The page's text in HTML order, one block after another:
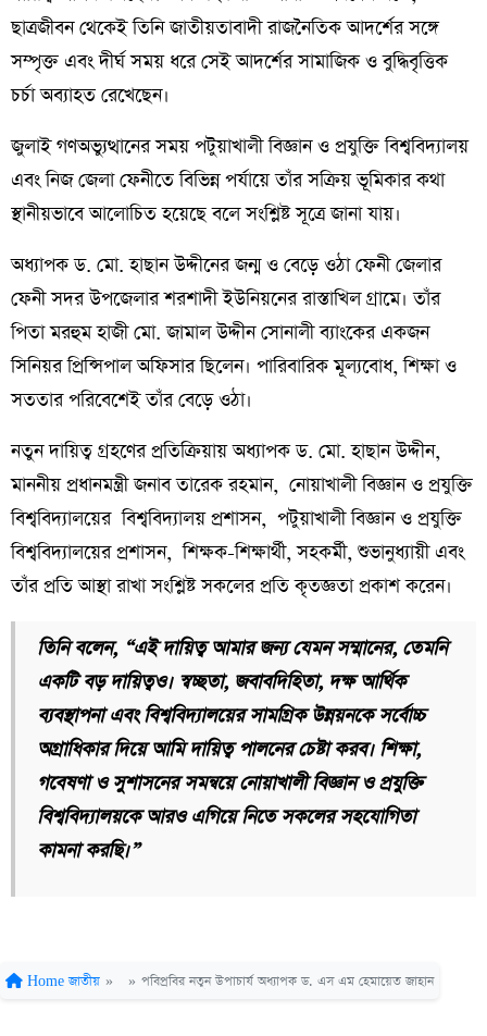
ছাত্রজীবন থেকেই তিনি জাতীয়তাবাদী রাজনৈতিক আদর্শের সঙ্গে
সম্পৃক্ত এবং দীর্ঘ সময় ধরে সেই আদর্শের সামাজিক ও বুদ্ধিবৃত্তিক
চর্চা অব্যাহত রেখেছেন।
জুলাই গণঅভ্যুত্থানের সময় পটুয়াখালী বিজ্ঞান ও প্রযুক্তি বিশ্ববিদ্যালয়
এবং নিজ জেলা ফেনীতে বিভিন্ন পর্যায়ে তাঁর সক্রিয় ভূমিকার কথা
স্থানীয়ভাবে আলোচিত হয়েছে বলে সংশ্লিষ্ট সূত্রে জানা যায়।
অধ্যাপক ড. মো. হাছান উদ্দীনের জন্ম ও বেড়ে ওঠা ফেনী জেলার
ফেনী সদর উপজেলার শরশাদী ইউনিয়নের রাস্তাখিল গ্রামে। তাঁর
পিতা মরহুম হাজী মো. জামাল উদ্দীন সোনালী ব্যাংকের একজন
সিনিয়র প্রিন্সিপাল অফিসার ছিলেন। পারিবারিক মূল্যবোধ, শিক্ষা ও
সততার পরিবেশেই তাঁর বেড়ে ওঠা।
নতুন দায়িত্ব গ্রহণের প্রতিক্রিয়ায় অধ্যাপক ড. মো. হাছান উদ্দীন,
মাননীয় প্রধানমন্ত্রী জনাব তারেক রহমান, নোয়াখালী বিজ্ঞান ও প্রযুক্তি
বিশ্ববিদ্যালয়ের বিশ্ববিদ্যালয় প্রশাসন, পটুয়াখালী বিজ্ঞান ও প্রযুক্তি
বিশ্ববিদ্যালয়ের প্রশাসন, শিক্ষক-শিক্ষার্থী, সহকর্মী, শুভানুধ্যায়ী এবং
তাঁর প্রতি আস্থা রাখা সংশ্লিষ্ট সকলের প্রতি কৃতজ্ঞতা প্রকাশ করেন।
তিনি বলেন, “এই দায়িত্ব আমার জন্য যেমন সম্মানের, তেমনি
একটি বড় দায়িত্বও। স্বচ্ছতা, জবাবদিহিতা, দক্ষ আর্থিক
ব্যবস্থাপনা এবং বিশ্ববিদ্যালয়ের সামগ্রিক উন্নয়নকে সর্বোচ্চ
অগ্রাধিকার দিয়ে আমি দায়িত্ব পালনের চেষ্টা করব। শিক্ষা,
গবেষণা ও সুশাসনের সমন্বয়ে নোয়াখালী বিজ্ঞান ও প্রযুক্তি
বিশ্ববিদ্যালয়কে আরও এগিয়ে নিতে সকলের সহযোগিতা
কামনা করছি।”
Home জাতীয় » » পবিপ্রবির নতুন উপাচার্য অধ্যাপক ড. এস এম হেমায়েত জাহান